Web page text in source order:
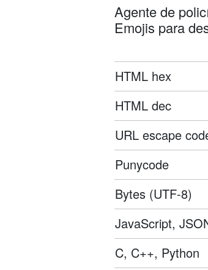
Agente de
Emojis para
HTML hex
HTML dec
URL escape
Punycode
Bytes (UTF-8)
JavaScript,
C, C++, Python